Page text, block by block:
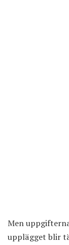
Men
upplägget blir